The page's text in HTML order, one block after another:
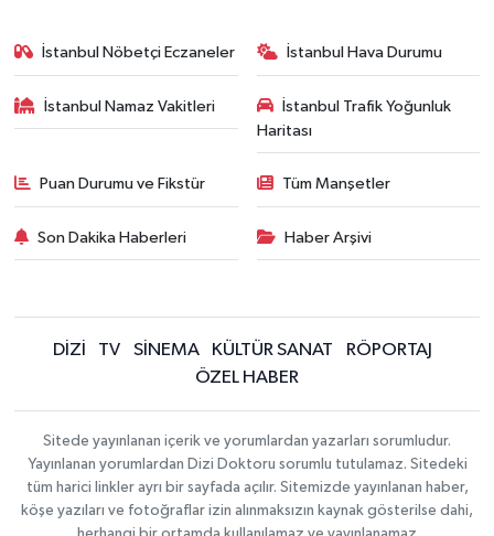
İstanbul Nöbetçi Eczaneler İstanbul Hava Durumu
İstanbul Namaz Vakitleri
İstanbul Trafik Yoğunluk
Haritası
Puan Durumu ve Fikstür Tüm Manşetler
Son Dakika Haberleri Haber Arşivi
DİZİ TV SİNEMA KÜLTÜR SANAT
RÖPORTAJ
ÖZEL HABER
Sitede yayınlanan içerik ve yorumlardan yazarları sorumludur.
Yayınlanan yorumlardan Dizi Doktoru sorumlu tutulamaz. Sitedeki
tüm harici linkler ayrı bir sayfada açılır. Sitemizde yayınlanan haber,
köşe yazıları ve fotoğraflar izin alınmaksızın kaynak gösterilse dahi,